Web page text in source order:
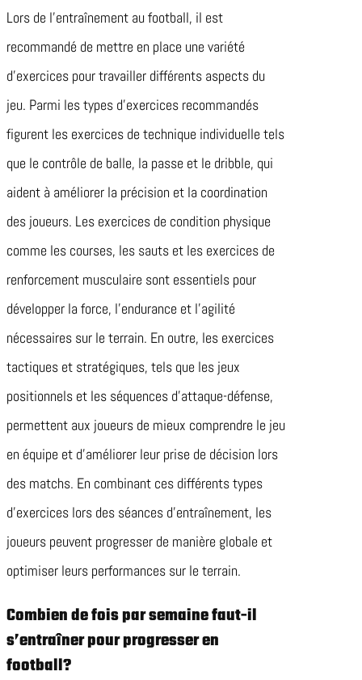
Lors de l’entraînement au football, il est
recommandé de mettre en place une variété
d’exercices pour travailler différents aspects du
jeu. Parmi les types d’exercices recommandés
figurent les exercices de technique individuelle tels
que le contrôle de balle, la passe et le dribble, qui
aident à améliorer la précision et la coordination
des joueurs. Les exercices de condition physique
comme les courses, les sauts et les exercices de
renforcement musculaire sont essentiels pour
développer la force, l’endurance et l’agilité
nécessaires sur le terrain. En outre, les exercices
tactiques et stratégiques, tels que les jeux
positionnels et les séquences d’attaque-défense,
permettent aux joueurs de mieux comprendre le jeu
en équipe et d’améliorer leur prise de décision lors
des matchs. En combinant ces différents types
d’exercices lors des séances d’entraînement, les
joueurs peuvent progresser de manière globale et
optimiser leurs performances sur le terrain.
Combien de fois par semaine faut-il
s’entraîner pour progresser en
football?